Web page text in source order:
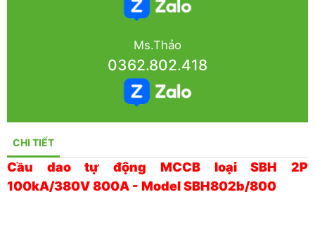
Ms.Thảo
0362.802.418
CHI TIẾT
Cầu dao tự động MCCB loại SBH 2P
100kA/380V 800A - Model SBH802b/800